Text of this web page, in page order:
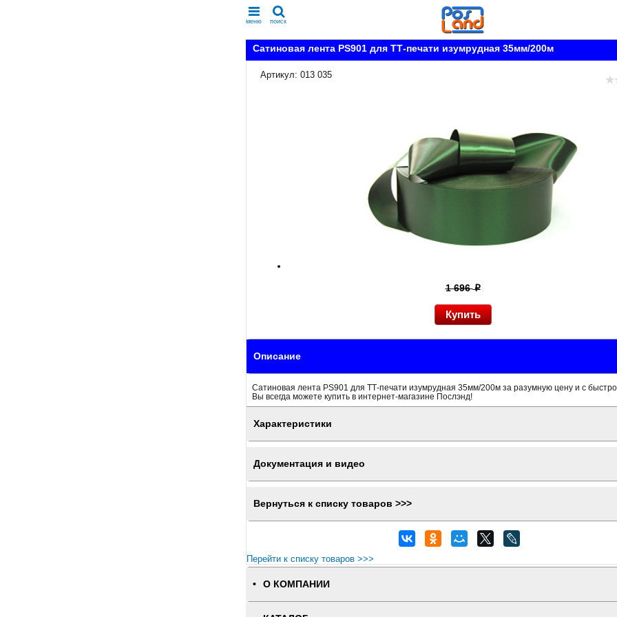
меню поиск
Сатиновая лента PS901 для ТТ-печати изумрудная 35мм/200м
Артикул: 013 035
1 696p
Описание
Сатиновая лента PS901 для ТТ-печати изумрудная 35мм/200м за разумную цену и с
Вы всегда можете купить в интернет-магазине Послэнд!
Характеристики
Документация и видео
Вернуться к списку товаров >>>
Перейти к списку товаров >>>
О КОМПАНИИ